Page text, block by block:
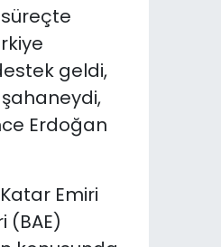
süreçte
geldi,
Erdoğan
Emiri
(BAE)